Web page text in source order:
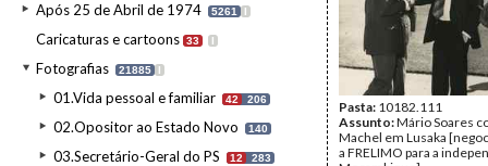
Após 25 de Abril de 1974 5261 I
Caricaturas e cartoons 33 I
Fotografias 21885 I
01.Vida pessoal e familiar 42 206
02.Opositor ao Estado Novo 140
03.Secretário-Geral do PS 12 283
Pasta: 10182.111
Assunto:Mário Soares
Machel em Lusaka
a FRELIMO para a